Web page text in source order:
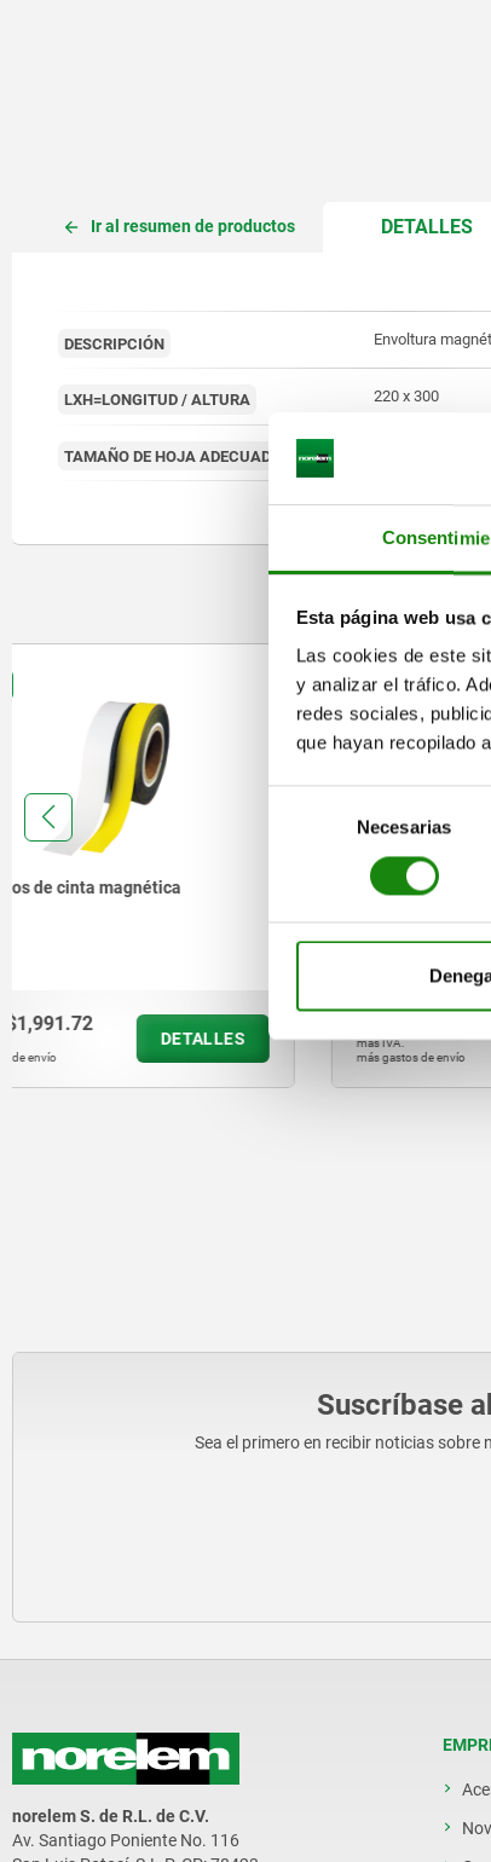
Esta página web usa
Las cookies de este
y analizar el tráfico.
redes sociales,
que hayan recopilado
consentimiento
Necesarias
Ir al resumen de productos DETALLES
DESCRIPCIÓN Envoltura
LXH=LONGITUD / ALTURA 220 x 300
TAMAÑO DE HOJA ADECUADO
Perfiles magnéticos en C
desde $71.64
más gastos de envío
DETALLES
más
más
Suscríbase
Sea el primero en recibir noticias
norelem S. de R.L. de C.V.
Av. Santiago Poniente No. 116